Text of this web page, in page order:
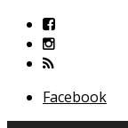
Facebook